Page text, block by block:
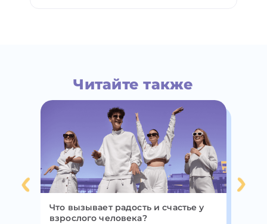
Читайте также
Что вызывает радость и счастье у
взрослого человека?